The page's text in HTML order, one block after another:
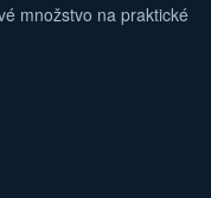
množstvo na praktické